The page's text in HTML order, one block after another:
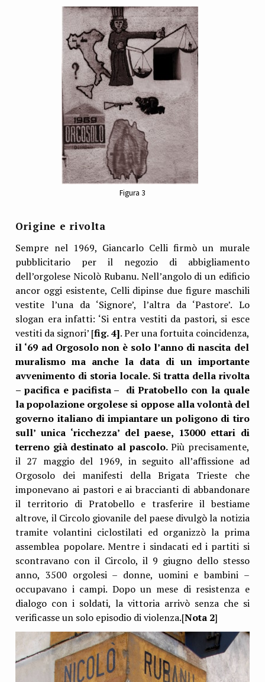
Figura 3
Origine e rivolta
Sempre nel 1969, Giancarlo Celli firmò un murale
pubblicitario per il negozio di abbigliamento
dell’orgolese Nicolò Rubanu. Nell’angolo di un edificio
ancor oggi esistente, Celli dipinse due figure maschili
vestite l’una da ‘Signore’, l’altra da ‘Pastore’. Lo
slogan era infatti: ‘Si entra vestiti da pastori, si esce
vestiti da signori’ [fig. 4]. Per una fortuita coincidenza,
il ‘69 ad Orgosolo non è solo l’anno di nascita del
muralismo ma anche la data di un importante
avvenimento di storia locale. Si tratta della rivolta
– pacifica e pacifista – di Pratobello con la quale
la popolazione orgolese si oppose alla volontà del
governo italiano di impiantare un poligono di tiro
sull’ unica ‘ricchezza’ del paese, 13000 ettari di
terreno già destinato al pascolo.Più precisamente,
il 27 maggio del 1969, in seguito all’affissione ad
Orgosolo dei manifesti della Brigata Trieste che
imponevano ai pastori e ai braccianti di abbandonare
il territorio di Pratobello e trasferire il bestiame
altrove, il Circolo giovanile del paese divulgò la notizia
tramite volantini ciclostilati ed organizzò la prima
assemblea popolare. Mentre i sindacati ed i partiti si
scontravano con il Circolo, il 9 giugno dello stesso
anno, 3500 orgolesi – donne, uomini e bambini –
occupavano i campi. Dopo un mese di resistenza e
dialogo con i soldati, la vittoria arrivò senza che si
verificasse un solo episodio di violenza.[Nota 2]